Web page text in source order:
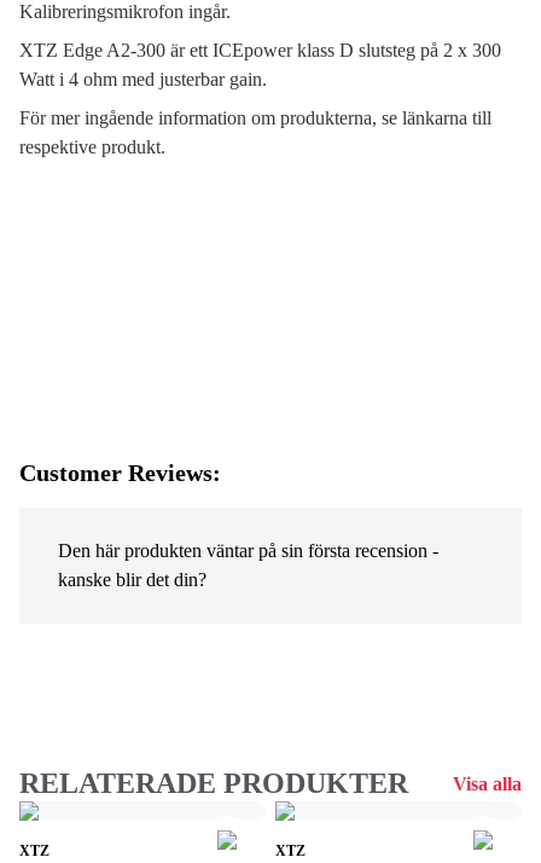
Kalibreringsmikrofon ingår.
XTZ Edge A2-300 är ett ICEpower klass D slutsteg på 2 x 300
Watt i 4 ohm med justerbar gain.
För mer ingående information om produkterna, se länkarna till
respektive produkt.
Customer Reviews:
Den här produkten väntar på sin första recension -
kanske blir det din?
RELATERADE PRODUKTER Visa alla
XTZ XTZ